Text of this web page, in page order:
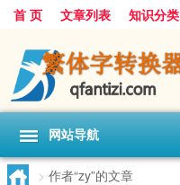
首 页 文章列表 知识分类
网站导航
> 作者“zy”的文章